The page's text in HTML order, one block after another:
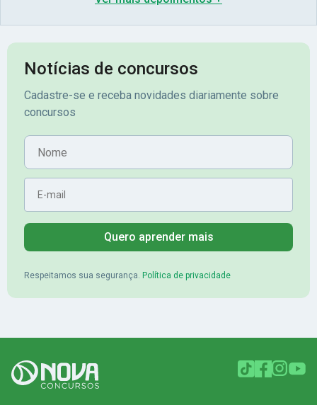
abriu o concurso para o Banco da sua
cidade, o Banrisul. Se tornou
assinante premium e em seguida
mérito no concurso do
Banrisul.Charles Kelvin Friske -
sua vida e
obstáculos
Pimenta -
Notícias de concursos
Cadastre-se e receba novidades diariamente sobre
concursos
Nome
E-mail
Quero aprender mais
Respeitamos sua segurança. Política de privacidade